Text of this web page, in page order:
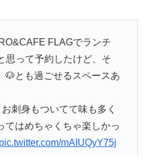
FLAGでランチ
思って予約したけど、そ
🐶とも過ごせるスペースあ
刺身もついてて味も多く
てはめちゃくちゃ楽しかっ
pic.twitter.com/mAIUQyY75j